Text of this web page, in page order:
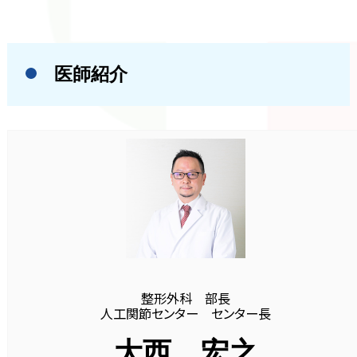
医師紹介
整形外科 部長
人工関節センター センター長